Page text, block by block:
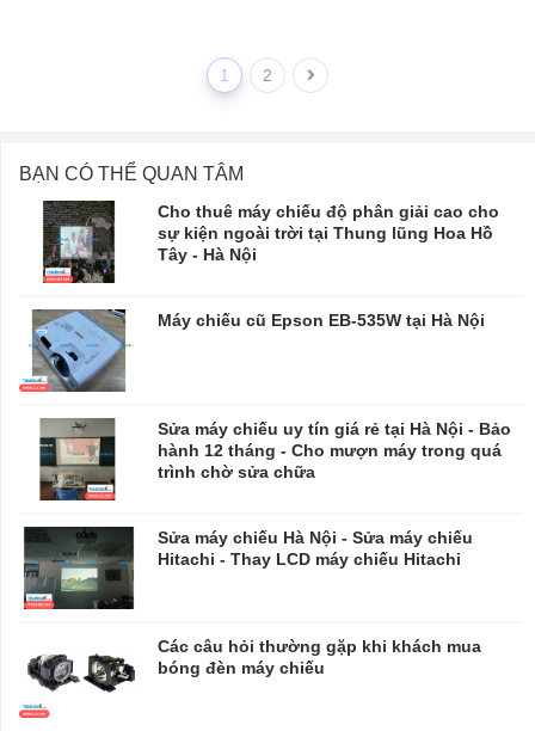
1 2
BẠN CÓ THỂ QUAN TÂM
Cho thuê máy chiếu độ phân giải cao cho
sự kiện ngoài trời tại Thung lũng Hoa Hồ
Tây - Hà Nội
Máy chiếu cũ Epson EB-535W tại Hà Nội
Sửa máy chiếu uy tín giá rẻ tại Hà Nội - Bảo
hành 12 tháng - Cho mượn máy trong quá
trình chờ sửa chữa
​​​​​​​Sửa máy chiếu Hà Nội - Sửa máy chiếu
Hitachi - Thay LCD máy chiếu Hitachi
Các câu hỏi thường gặp khi khách mua
bóng đèn máy chiếu